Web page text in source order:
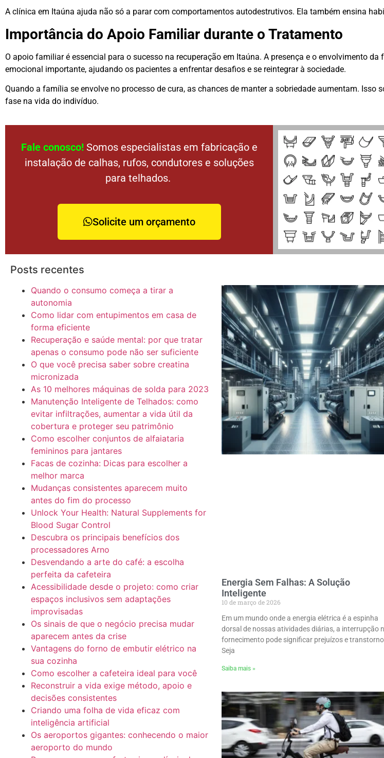
A clínica em Itaúna ajuda não só a parar com comportamentos autodestrutivos. Ela também ensina
Importância do Apoio Familiar durante o Tratamento
O apoio familiar é essencial para o sucesso na recuperação em Itaúna. A presença e o envolvimento
emocional importante, ajudando os pacientes a enfrentar desafios e se reintegrar à sociedade.
Quando a família se envolve no processo de cura, as chances de manter a sobriedade aumentam. Isso
fase na vida do indivíduo.
Fale conosco! Somos especialistas em fabricação e
instalação de calhas, rufos, condutores e soluções
para telhados.
Solicite um orçamento
Posts recentes
Quando o consumo começa a tirar a
autonomia
Como lidar com entupimentos em casa de
forma eficiente
Recuperação e saúde mental: por que tratar
apenas o consumo pode não ser suficiente
O que você precisa saber sobre creatina
micronizada
As 10 melhores máquinas de solda para 2023
Manutenção Inteligente de Telhados: como
evitar infiltrações, aumentar a vida útil da
cobertura e proteger seu patrimônio
Como escolher conjuntos de alfaiataria
femininos para jantares
Facas de cozinha: Dicas para escolher a
melhor marca
Mudanças consistentes aparecem muito
antes do fim do processo
Unlock Your Health: Natural Supplements for
Blood Sugar Control
Descubra os principais benefícios dos
processadores Arno
Desvendando a arte do café: a escolha
perfeita da cafeteira
Acessibilidade desde o projeto: como criar
espaços inclusivos sem adaptações
improvisadas
Os sinais de que o negócio precisa mudar
aparecem antes da crise
Vantagens do forno de embutir elétrico na
sua cozinha
Como escolher a cafeteira ideal para você
Reconstruir a vida exige método, apoio e
decisões consistentes
Criando uma folha de vida eficaz com
inteligência artificial
Os aeroportos gigantes: conhecendo o maior
aeroporto do mundo
Energia Sem Falhas: A Solução
Inteligente
10 de março de 2026
Em um mundo onde a energia elétrica é a espinha
dorsal de nossas atividades diárias, a interrupção
fornecimento pode significar prejuízos e
Seja
Saiba mais »